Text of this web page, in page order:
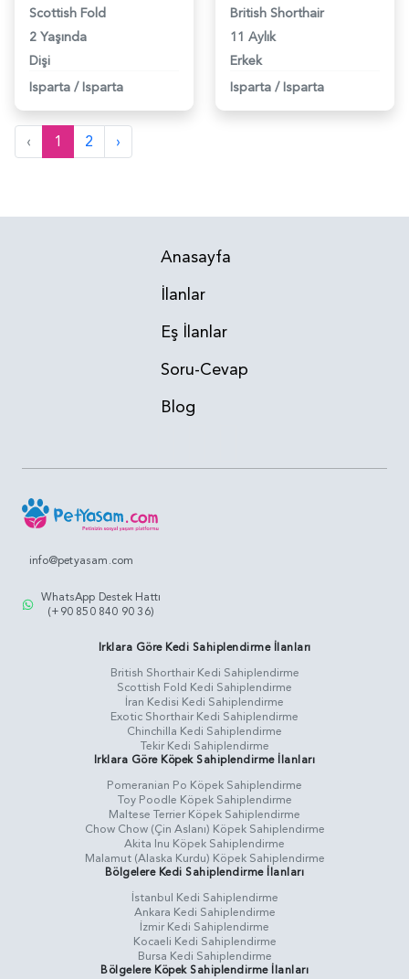
Scottish Fold
2 Yaşında
Dişi
Isparta / Isparta
British Shorthair
11 Aylık
Erkek
Isparta / Isparta
‹ 1 2 ›
Anasayfa
İlanlar
Eş İlanlar
Soru-Cevap
Blog
info@petyasam.com
WhatsApp Destek Hattı
(+90 850 840 90 36)
Irklara Göre Kedi Sahiplendirme İlanları
British Shorthair Kedi Sahiplendirme
Scottish Fold Kedi Sahiplendirme
İran Kedisi Kedi Sahiplendirme
Exotic Shorthair Kedi Sahiplendirme
Chinchilla Kedi Sahiplendirme
Tekir Kedi Sahiplendirme
Irklara Göre Köpek Sahiplendirme İlanları
Pomeranian Po Köpek Sahiplendirme
Toy Poodle Köpek Sahiplendirme
Maltese Terrier Köpek Sahiplendirme
Chow Chow (Çin Aslanı) Köpek Sahiplendirme
Akita Inu Köpek Sahiplendirme
Malamut (Alaska Kurdu) Köpek Sahiplendirme
Bölgelere Kedi Sahiplendirme İlanları
İstanbul Kedi Sahiplendirme
Ankara Kedi Sahiplendirme
İzmir Kedi Sahiplendirme
Kocaeli Kedi Sahiplendirme
Bursa Kedi Sahiplendirme
Bölgelere Köpek Sahiplendirme İlanları